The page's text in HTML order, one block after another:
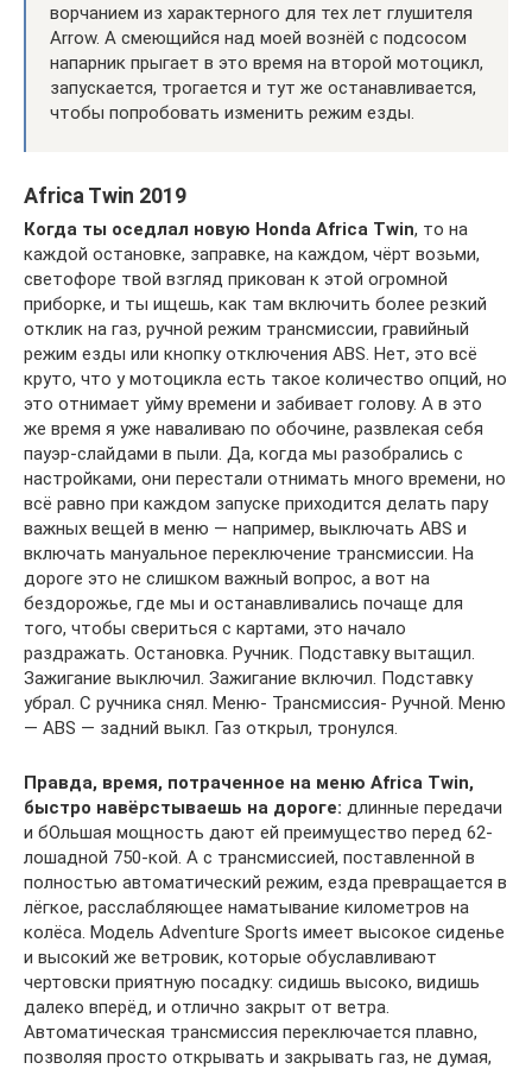
ворчанием из характерного для тех лет глушителя
Arrow. А смеющийся над моей вознёй с подсосом
напарник прыгает в это время на второй мотоцикл,
запускается, трогается и тут же останавливается,
чтобы попробовать изменить режим езды.
Africa Twin 2019
Когда ты оседлал новую Honda Africa Twin, то на
каждой остановке, заправке, на каждом, чёрт возьми,
светофоре твой взгляд прикован к этой огромной
приборке, и ты ищешь, как там включить более резкий
отклик на газ, ручной режим трансмиссии, гравийный
режим езды или кнопку отключения ABS. Нет, это всё
круто, что у мотоцикла есть такое количество опций, но
это отнимает уйму времени и забивает голову. А в это
же время я уже наваливаю по обочине, развлекая себя
пауэр-слайдами в пыли. Да, когда мы разобрались с
настройками, они перестали отнимать много времени, но
всё равно при каждом запуске приходится делать пару
важных вещей в меню — например, выключать ABS и
включать мануальное переключение трансмиссии. На
дороге это не слишком важный вопрос, а вот на
бездорожье, где мы и останавливались почаще для
того, чтобы свериться с картами, это начало
раздражать. Остановка. Ручник. Подставку вытащил.
Зажигание выключил. Зажигание включил. Подставку
убрал. С ручника снял. Меню- Трансмиссия- Ручной. Меню
— ABS — задний выкл. Газ открыл, тронулся.
Правда, время, потраченное на меню Africa Twin,
быстро навёрстываешь на дороге: длинные передачи
и бОльшая мощность дают ей преимущество перед 62-
лошадной 750-кой. А с трансмиссией, поставленной в
полностью автоматический режим, езда превращается в
лёгкое, расслабляющее наматывание километров на
колёса. Модель Adventure Sports имеет высокое сиденье
и высокий же ветровик, которые обуславливают
чертовски приятную посадку: сидишь высоко, видишь
далеко вперёд, и отлично закрыт от ветра.
Автоматическая трансмиссия переключается плавно,
позволяя просто открывать и закрывать газ, не думая,